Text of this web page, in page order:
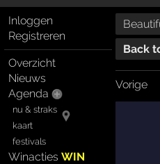
Inloggen
Registreren
Overzicht
Nieuws
Agenda
nu & straks
kaart
festivals
WinactiesWIN
Back
Vorige